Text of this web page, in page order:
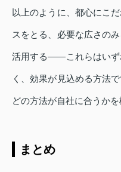
以上のように、都心にこ
スをとる、必要な広さの
活用する――これらはいず
く、効果が見込める方法
どの方法が自社に合うかを
まとめ